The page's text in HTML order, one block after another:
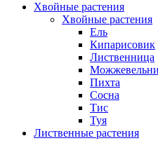
Хвойные растения
Хвойные растения
Ель
Кипарисовик
Лиственница
Пихта
Сосна
Тис
Туя
Лиственные растения